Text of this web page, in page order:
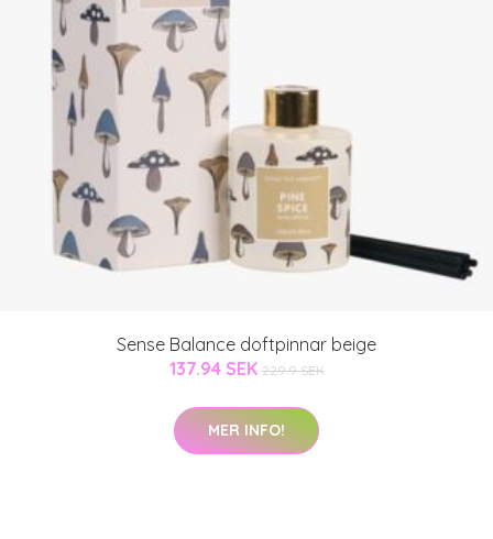
Sense Balance doftpinnar beige
137.94 SEK 229.9 SEK
MER INFO!